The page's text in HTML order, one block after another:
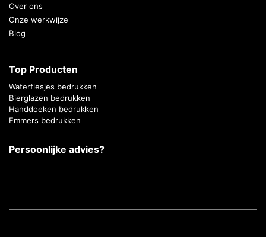
Over ons
Onze werkwijze
Blog
Top Producten
Waterflesjes bedrukken
Bierglazen bedrukken
Handdoeken bedrukken
Emmers bedrukken
Persoonlijke advies?